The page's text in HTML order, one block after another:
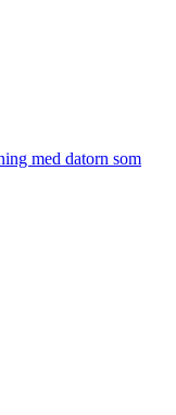
med datorn som